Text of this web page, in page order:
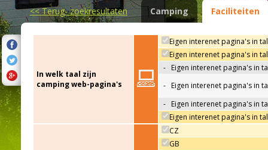
<<Terug- zoekresultaten Camping Faciliteiten
In welk taal zijn
camping web-pagina's
Eigen interenet pagina's in
Eigen interenet pagina's in
- Eigen interenet pagina's in
- Eigen interenet pagina's in
- Eigen interenet pagina's in
Eigen interenet pagina's in
CZ
GB